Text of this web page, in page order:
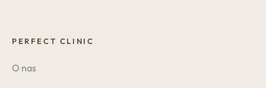
PERFECT CLINIC
O nas